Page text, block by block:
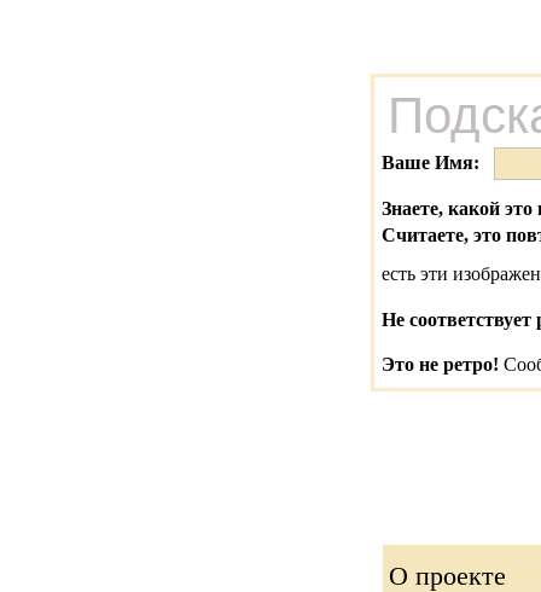
Ваше Имя:
Знаете, какой это
Считаете, это
есть эти
Не соответствует
Это не ретро!
О проекте